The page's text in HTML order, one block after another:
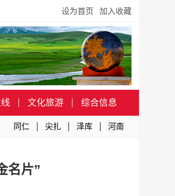
设为首页 加入收藏
文化旅游 综合信息
同仁 尖扎 泽库 河南
名片”